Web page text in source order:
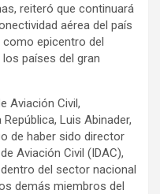
reiteró que continuará
aérea del país
epicentro del
países del gran
Aviación Civil,
Luis Abinader,
de haber sido director
Aviación Civil (IDAC),
del sector nacional
demás miembros del